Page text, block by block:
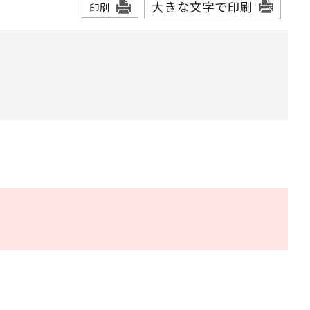
印刷 大きな文字で印刷